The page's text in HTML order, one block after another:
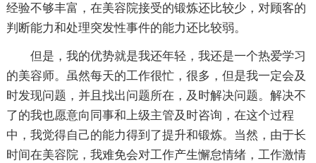
经验不够丰富，在美容院接受的锻炼还比较少，对顾客的
判断能力和处理突发性事件的能力还比较弱。
但是，我的优势就是我还年轻，我还是一个热爱学习
的美容师。虽然每天的工作很忙，很多，但是我一定会及
时发现问题，并且找出问题所在，及时解决问题。解决不
了的我也愿意向同事和上级主管及时咨询，在这个过程
中，我觉得自己的能力得到了提升和锻炼。当然，由于长
时间在美容院，我难免会对工作产生懈怠情绪，工作激情